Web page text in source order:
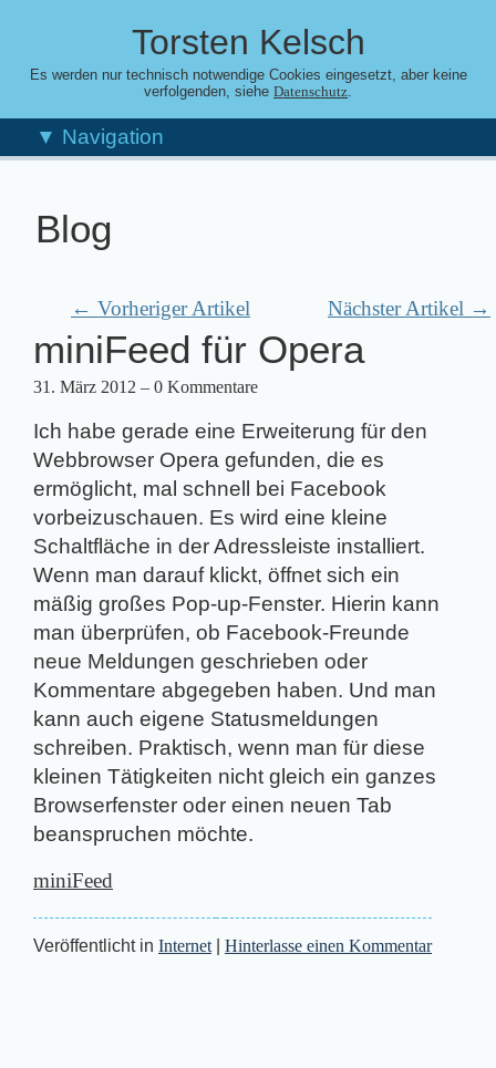
Torsten Kelsch
Es werden nur technisch notwendige Cookies eingesetzt, aber keine
verfolgenden, siehe Datenschutz.
▼ Navigation
Blog
← Vorheriger Artikel Nächster Artikel →
miniFeed für Opera
31. März 2012 – 0 Kommentare
Ich habe gerade eine Erweiterung für den
Webbrowser Opera gefunden, die es
ermöglicht, mal schnell bei Facebook
vorbeizuschauen. Es wird eine kleine
Schaltfläche in der Adressleiste installiert.
Wenn man darauf klickt, öffnet sich ein
mäßig großes Pop-up-Fenster. Hierin kann
man überprüfen, ob Facebook-Freunde
neue Meldungen geschrieben oder
Kommentare abgegeben haben. Und man
kann auch eigene Statusmeldungen
schreiben. Praktisch, wenn man für diese
kleinen Tätigkeiten nicht gleich ein ganzes
Browserfenster oder einen neuen Tab
beanspruchen möchte.
miniFeed
Veröffentlicht in Internet Hinterlasse einen Kommentar